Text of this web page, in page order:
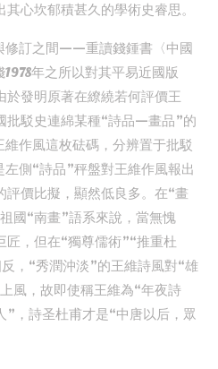
心坎郁積甚久的學術史睿思。
修訂之間——重讀錢鍾書〈中國
年之所以對其平易近國版
於發明原著在繚繞若何評價王
批駁史連綿某種“詩品—畫品”的
作風這枚砝碼，分辨置于批駁
側“詩品”秤盤對王維作風報出
價比擬，顯然低良多。在“畫
國“南畫”語系來說，當無愧
，但在“獨尊儒術”“推重杜
，“秀潤沖淡”的王維詩風對“雄
風，故即使稱王維為“年夜詩
，詩圣杜甫才是“中唐以后，眾